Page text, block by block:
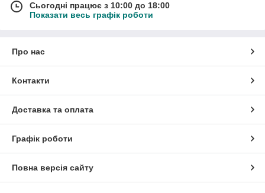
Сьогодні працює з 10:00 до 18:00
Показати весь графік роботи
Про нас
Контакти
Доставка та оплата
Графік роботи
Повна версія сайту